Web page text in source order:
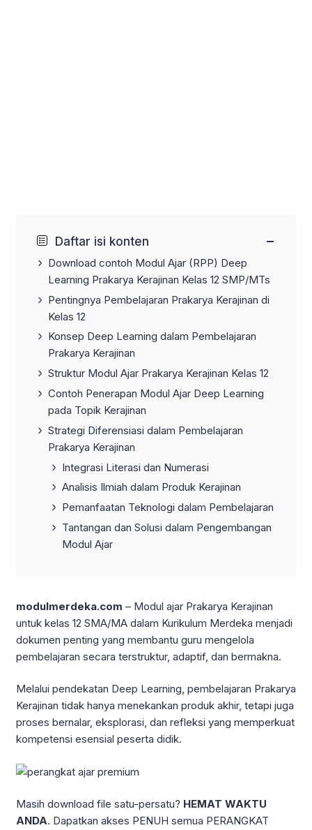
Daftar isi konten −
Download contoh Modul Ajar (RPP) Deep
Learning Prakarya Kerajinan Kelas 12 SMP/MTs
Pentingnya Pembelajaran Prakarya Kerajinan di
Kelas 12
Konsep Deep Learning dalam Pembelajaran
Prakarya Kerajinan
Struktur Modul Ajar Prakarya Kerajinan Kelas 12
Contoh Penerapan Modul Ajar Deep Learning
pada Topik Kerajinan
Strategi Diferensiasi dalam Pembelajaran
Prakarya Kerajinan
Integrasi Literasi dan Numerasi
Analisis Ilmiah dalam Produk Kerajinan
Pemanfaatan Teknologi dalam Pembelajaran
Tantangan dan Solusi dalam Pengembangan
Modul Ajar
modulmerdeka.com – Modul ajar Prakarya Kerajinan
untuk kelas 12 SMA/MA dalam Kurikulum Merdeka menjadi
dokumen penting yang membantu guru mengelola
pembelajaran secara terstruktur, adaptif, dan bermakna.
Melalui pendekatan Deep Learning, pembelajaran Prakarya
Kerajinan tidak hanya menekankan produk akhir, tetapi juga
proses bernalar, eksplorasi, dan refleksi yang memperkuat
kompetensi esensial peserta didik.
Masih download file satu-persatu? HEMAT WAKTU
ANDA. Dapatkan akses PENUH semua PERANGKAT